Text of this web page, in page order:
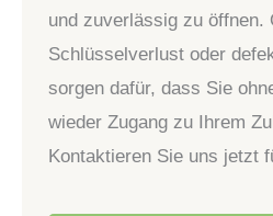
und zuverlässig zu öffnen.
Schlüsselverlust oder
sorgen dafür, dass Sie
wieder Zugang zu Ihrem
Kontaktieren Sie uns jetzt